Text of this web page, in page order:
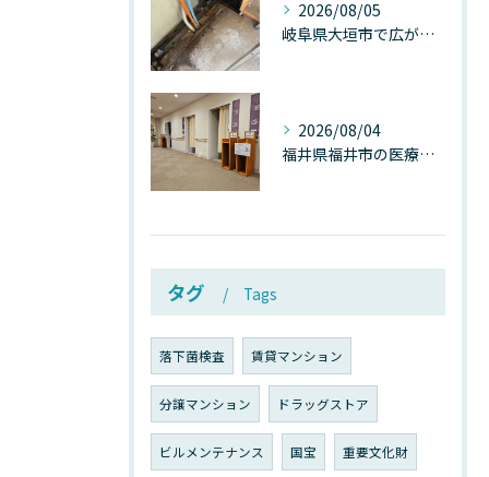
2026/08/05
岐阜県大垣市で広がる“深層カビ汚染”──なぜ除カビが必要なのか、建物内部で起きている見えない危機
2026/08/04
福井県福井市の医療施設で広がる“見えないカビ汚染”──なぜ除カビが必須なのか、その本質を徹底解説
タグ Tags
落下菌検査 賃貸マンション
分譲マンション ドラッグストア
ビルメンテナンス 国宝 重要文化財